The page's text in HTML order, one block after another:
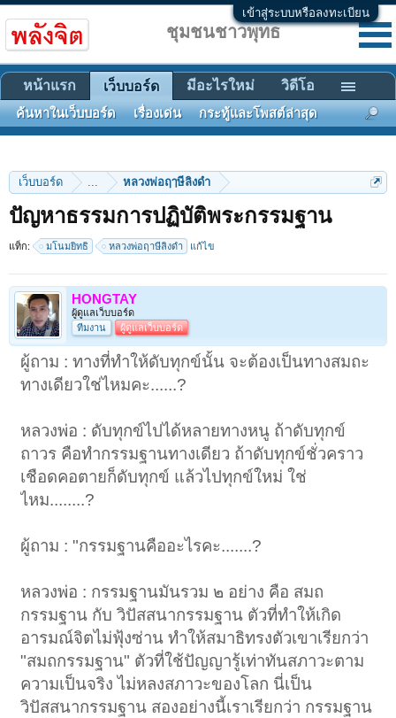
เข้าสู่ระบบหรือลงทะเบียน
เว็บบอร์ด ... หลวงพ่อฤๅษีลิงดำ
ปัญหาธรรมการปฏิบัติพระกรรมฐาน
แท็ก: มโนมยิทธิ หลวงพ่อฤาษีลิงดำ แก้ไข
HONGTAY
ผู้ดูแลเว็บบอร์ด
ทีมงาน
ผู้ดูแลเว็บบอร์ด
ผู้ถาม : ทางที่ทำให้ดับทุกข์นั้น จะต้องเป็นทางสมถะ
ทางเดียวใช่ไหมคะ......?
หลวงพ่อ : ดับทุกข์ไปได้หลายทางหนู ถ้าดับทุกข์
ถาวร คือทำกรรมฐานทางเดียว ถ้าดับทุกข์ชั่วคราว
เชือดคอตายก็ดับทุกข์ แล้วไปทุกข์ใหม่ ใช่
ไหม........?
ผู้ถาม : "กรรมฐานคืออะไรคะ.......?
หลวงพ่อ : กรรมฐานมันรวม ๒ อย่าง คือ สมถ
กรรมฐาน กับ วิปัสสนากรรมฐาน ตัวที่ทำให้เกิด
อารมณ์จิตไม่ฟุ้งซ่าน ทำให้สมาธิทรงตัวเขาเรียกว่า
"สมถกรรมฐาน" ตัวที่ใช้ปัญญารู้เท่าทันสภาวะตาม
ความเป็นจริง ไม่หลงสภาวะของโลก นี่เป็น
วิปัสสนากรรมฐาน สองอย่างนี้เราเรียกว่า กรรมฐาน
ชุมชนชาวพุทธ
หน้าแรก เว็บบอร์ด
ค้นหาในเว็บบอร์ด เรื่องเด่น กระทู้และโพสต์ล่าสุด
มีอะไรใหม่ วิดีโอ